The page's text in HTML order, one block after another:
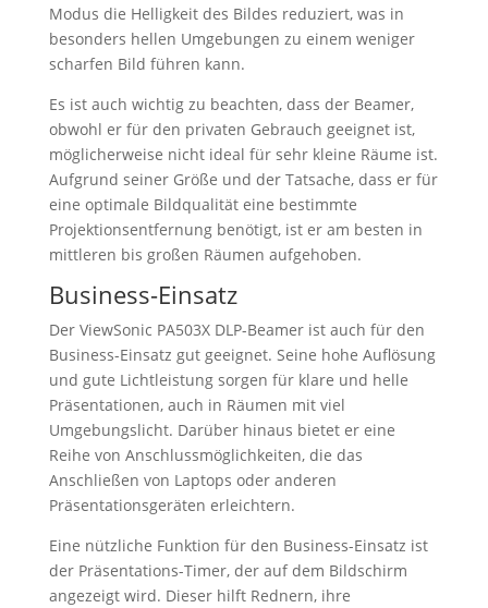
Modus die Helligkeit des Bildes reduziert, was in
besonders hellen Umgebungen zu einem weniger
scharfen Bild führen kann.
Es ist auch wichtig zu beachten, dass der Beamer,
obwohl er für den privaten Gebrauch geeignet ist,
möglicherweise nicht ideal für sehr kleine Räume ist.
Aufgrund seiner Größe und der Tatsache, dass er für
eine optimale Bildqualität eine bestimmte
Projektionsentfernung benötigt, ist er am besten in
mittleren bis großen Räumen aufgehoben.
Business-Einsatz
Der ViewSonic PA503X DLP-Beamer ist auch für den
Business-Einsatz gut geeignet. Seine hohe Auflösung
und gute Lichtleistung sorgen für klare und helle
Präsentationen, auch in Räumen mit viel
Umgebungslicht. Darüber hinaus bietet er eine
Reihe von Anschlussmöglichkeiten, die das
Anschließen von Laptops oder anderen
Präsentationsgeräten erleichtern.
Eine nützliche Funktion für den Business-Einsatz ist
der Präsentations-Timer, der auf dem Bildschirm
angezeigt wird. Dieser hilft Rednern, ihre